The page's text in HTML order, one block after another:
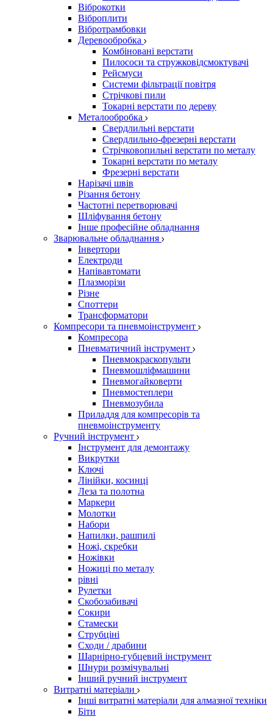
Віброкотки
Віброплити
Вібротрамбовки
Деревообробка
Комбіновані верстати
Пилососи та стружковідсмоктувачі
Рейсмуси
Системи фільтрації повітря
Стрічкові пили
Токарні верстати по дереву
Металообробка
Свердлильні верстати
Свердлильно-фрезерні верстати
Стрічковопильні верстати по металу
Токарні верстати по металу
Фрезерні верстати
Нарізачі швів
Різання бетону
Частотні перетворювачі
Шліфування бетону
Інше професійне обладнання
Зварювальне обладнання
Інвертори
Електроди
Напівавтомати
Плазморізи
Різне
Споттери
Трансформатори
Компресори та пневмоінструмент
Компресора
Пневматичний інструмент
Пневмокраскопульти
Пневмошліфмашини
Пневмогайковерти
Пневмостеплери
Пневмозубила
Приладдя для компресорів та
пневмоінструменту
Ручний інструмент
Інструмент для демонтажу
Викрутки
Ключі
Лінійки, косинці
Леза та полотна
Маркери
Молотки
Набори
Напилки, рашпилі
Ножі, скребки
Ножівки
Ножиці по металу
рівні
Рулетки
Скобозабивачі
Сокири
Стамески
Струбціні
Сходи / драбини
Шарнірно-губцевий інструмент
Шнури розмічувальні
Інший ручний інструмент
Витратні матеріали
Інші витратні матеріали для алмазної техніки
Біти